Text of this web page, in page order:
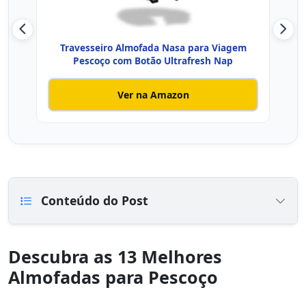
Travesseiro Almofada Nasa para Viagem
Pescoço com Botão Ultrafresh Nap
Ver na Amazon
Conteúdo do Post
Descubra as 13 Melhores
Almofadas para Pescoço